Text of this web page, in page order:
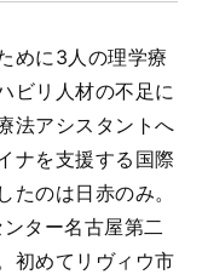
めに3人の理学療
ビリ人材の不足に
法アシスタントへ
ナを支援する国際
のは日赤のみ。
ター名古屋第二
初めてリヴィウ市